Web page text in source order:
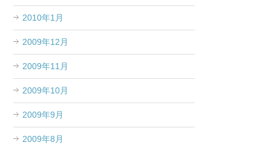
2010年1月
2009年12月
2009年11月
2009年10月
2009年9月
2009年8月